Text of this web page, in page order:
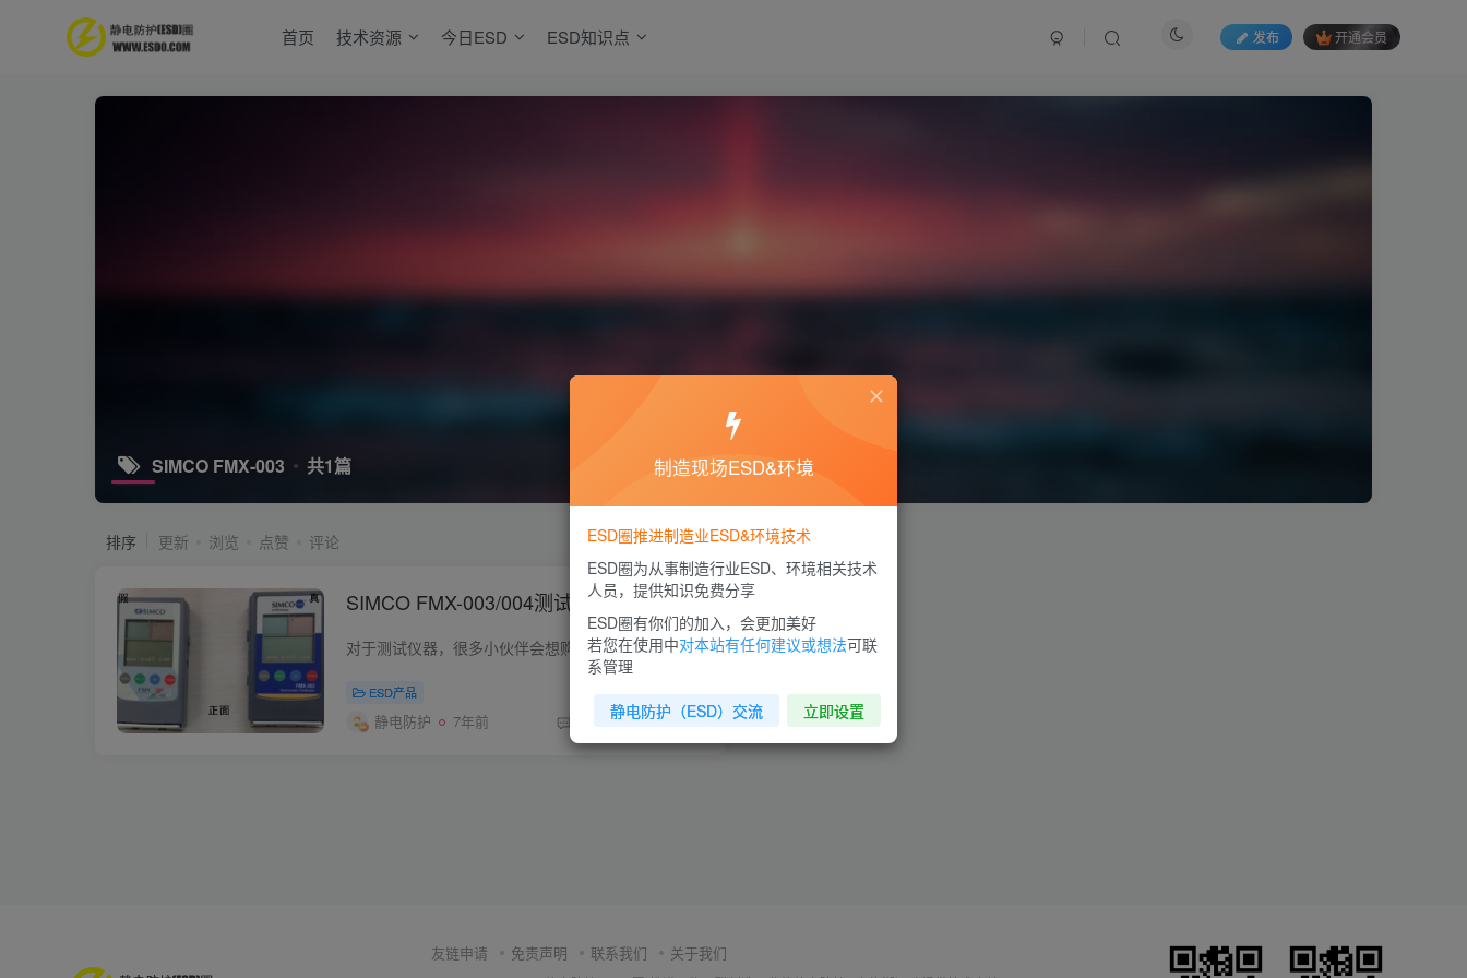
首页 技术资源 今日ESD ESD知识点 发布 开通会员
SIMCO FMX-003 共1篇
排序 更新 浏览 点赞 评论
SIMCO FMX-003/004测试仪器真假辨别
对于测试仪器，很多小伙伴会想购买回来有计量OK就是好的，但是万万没有想到市面上还在流通着高仿（也就是所谓的假货）的产品，在大家不知道的情况下，采购人员已经购买回来了。所以今天ESD圈小...
ESD产品
静电防护 7年前 4.6W+ 2109
友链申请 免责声明 联系我们 关于我们
制造现场ESD&环境
ESD圈推进制造业ESD&环境技术
ESD圈为从事制造行业ESD、环境相关技术
人员，提供知识免费分享
ESD圈有你们的加入，会更加美好
若您在使用中对本站有任何建议或想法可联
系管理
静电防护（ESD）交流 立即设置